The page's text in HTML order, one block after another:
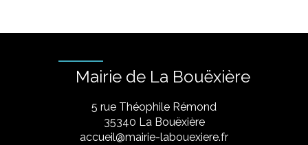
Mairie de La Bouëxière
5 rue Théophile Rémond
​35340 La Bouëxière
accueil@mairie-labouexiere.fr